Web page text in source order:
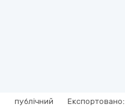
публічний Експортовано: